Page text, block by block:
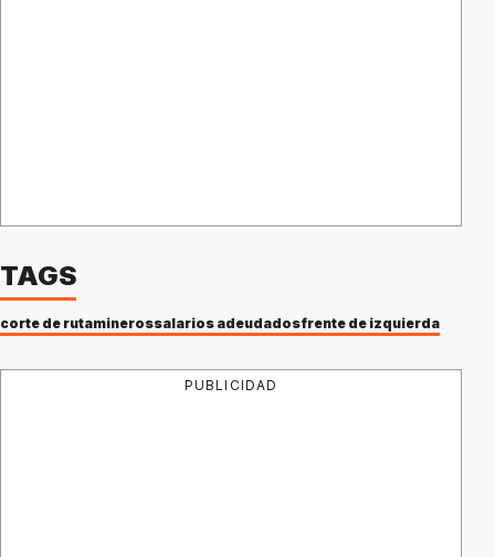
TAGS
corte de rutaminerossalarios adeudadosfrente de izquierda
PUBLICIDAD